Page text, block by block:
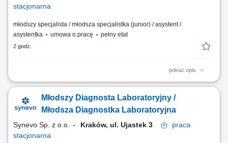
stacjonarna
młodszy specjalista / młodsza specjalistka (junior) / asystent /
asystentka
umowa o pracę pełny etat
2 godz.
pokaż opis
Opis stanowiska Prowadzenie precyzyjnej diagnostyki oraz realizacja
zatwierdzanie uzyskanych wyników analiz. Bezpośrednia praca z
nowoczesnymi systemami i urządzeniami analitycznymi.
Młodszy Diagnosta Laboratoryjny /
Młodsza Diagnostka Laboratoryjna
Synevo Sp. z o.o. Kraków, ul. Ujastek 3
praca
stacjonarna